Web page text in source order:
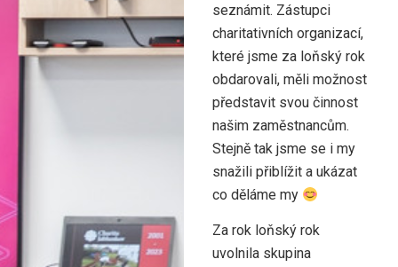
seznámit. Zástupci
charitativních organizací,
které jsme za loňský rok
obdarovali, měli možnost
představit svou činnost
našim zaměstnancům.
Stejně tak jsme se i my
snažili přiblížit a ukázat
co děláme my
Za rok loňský rok
uvolnila skupina